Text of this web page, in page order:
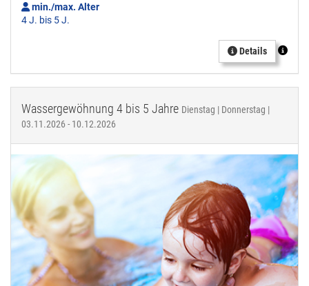
min./max. Alter
4 J. bis 5 J.
Details
Wassergewöhnung 4 bis 5 Jahre Dienstag | Donnerstag |
03.11.2026 - 10.12.2026